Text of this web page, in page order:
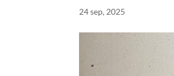
24 sep, 2025